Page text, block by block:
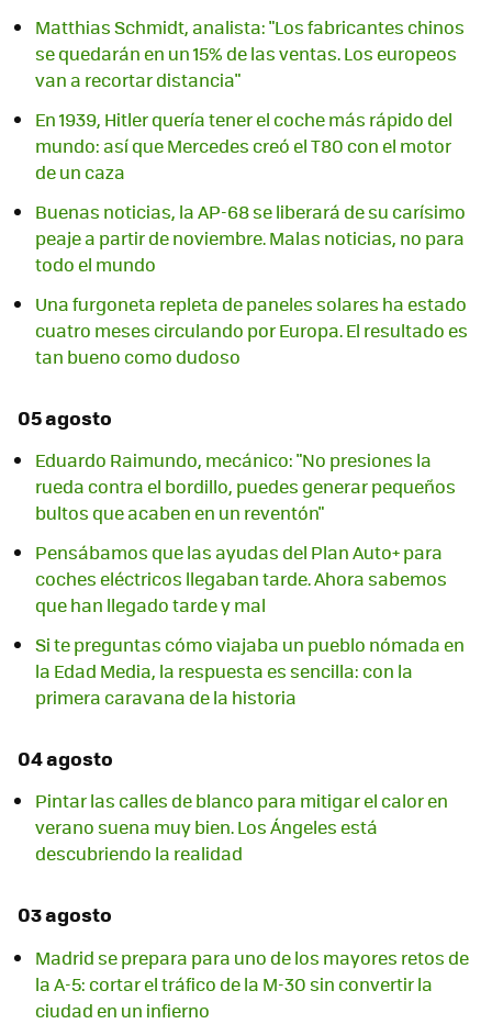
Matthias Schmidt, analista: "Los fabricantes chinos
se quedarán en un 15% de las ventas. Los europeos
van a recortar distancia"
En 1939, Hitler quería tener el coche más rápido del
mundo: así que Mercedes creó el T80 con el motor
de un caza
Buenas noticias, la AP-68 se liberará de su carísimo
peaje a partir de noviembre. Malas noticias, no para
todo el mundo
Una furgoneta repleta de paneles solares ha estado
cuatro meses circulando por Europa. El resultado es
tan bueno como dudoso
05 agosto
Eduardo Raimundo, mecánico: "No presiones la
rueda contra el bordillo, puedes generar pequeños
bultos que acaben en un reventón"
Pensábamos que las ayudas del Plan Auto+ para
coches eléctricos llegaban tarde. Ahora sabemos
que han llegado tarde y mal
Si te preguntas cómo viajaba un pueblo nómada en
la Edad Media, la respuesta es sencilla: con la
primera caravana de la historia
04 agosto
Pintar las calles de blanco para mitigar el calor en
verano suena muy bien. Los Ángeles está
descubriendo la realidad
03 agosto
Madrid se prepara para uno de los mayores retos de
la A-5: cortar el tráfico de la M-30 sin convertir la
ciudad en un infierno